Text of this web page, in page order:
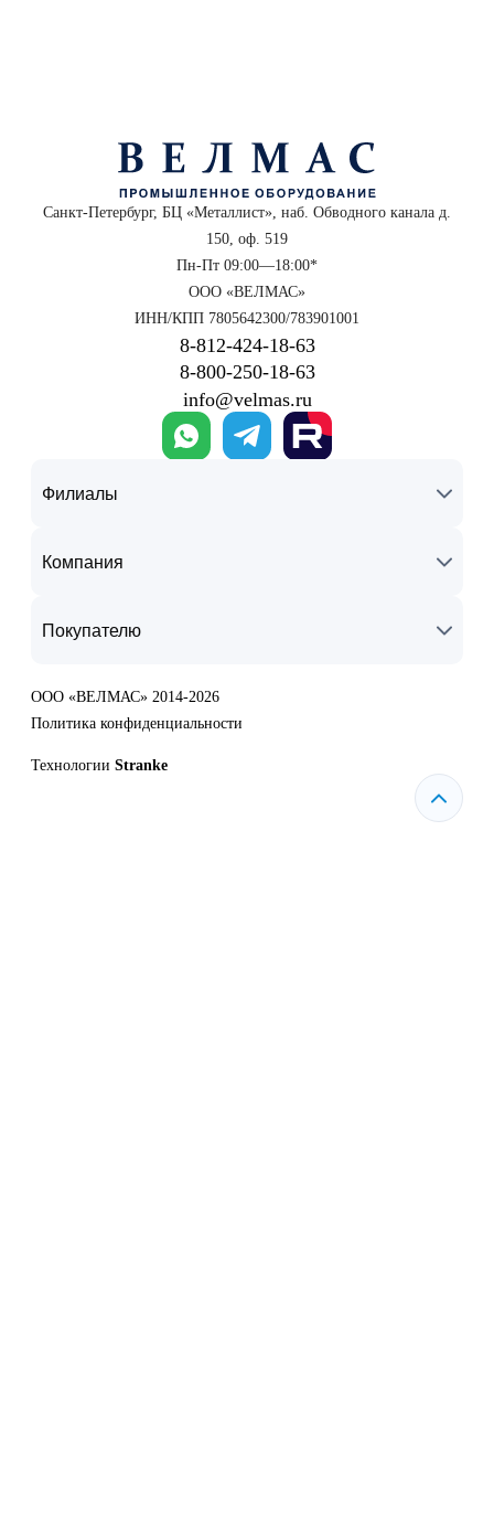
Санкт-Петербург, БЦ «Металлист», наб. Обводного канала д.
150, оф. 519
Пн-Пт 09:00—18:00*
ООО «ВЕЛМАС»
ИНН/КПП 7805642300/783901001
8‑812‑424‑18‑63
8‑800‑250‑18‑63
info@velmas.ru
Филиалы
Компания
Покупателю
ООО «ВЕЛМАС» 2014-2026
Политика конфиденциальности
Технологии Stranke